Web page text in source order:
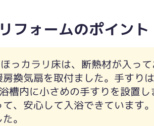
リフォームのポイント
っカラリ床は、断熱材が入っ
換気扇を取付ました。手すり
槽内に小さめの手すりを設置
、安心して入浴できています
。